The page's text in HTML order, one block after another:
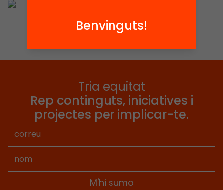
Tria equitat
Rep continguts, iniciatives i
projectes per implicar-te.
Benvinguts!